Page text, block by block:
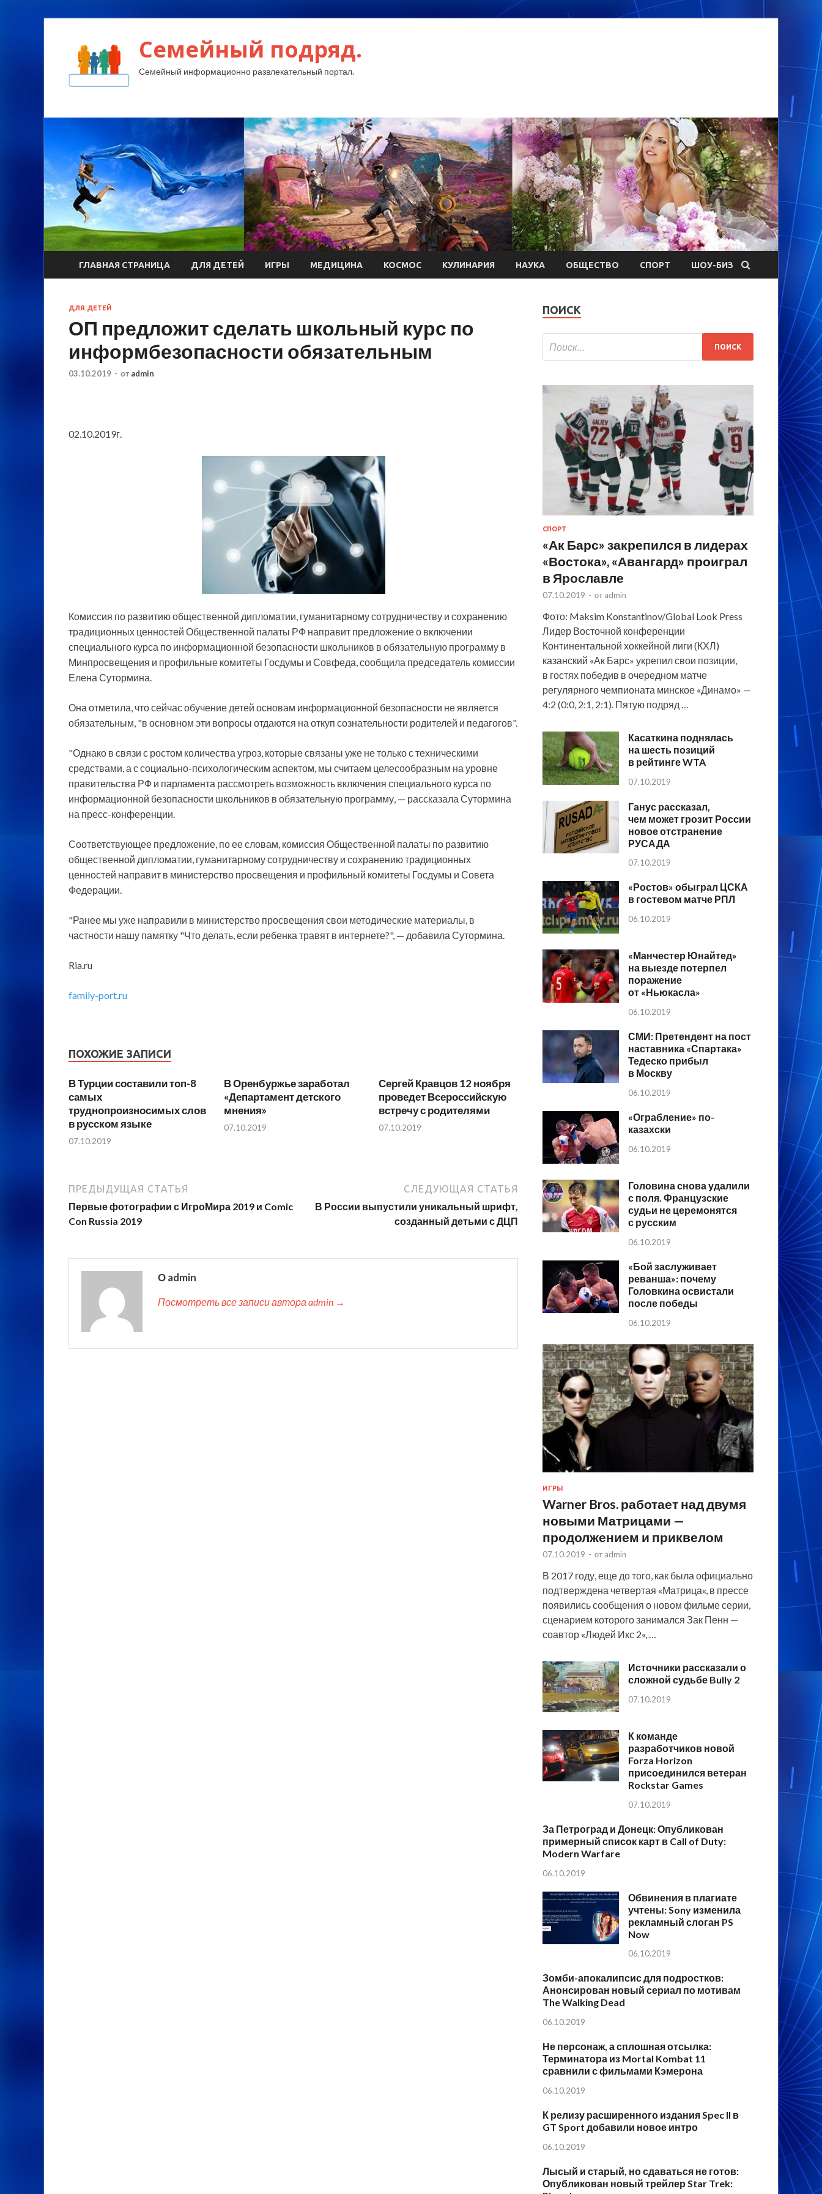
Семейный подряд.
Семейный информационно развлекательный портал.
ГЛАВНАЯ СТРАНИЦА ДЛЯ ДЕТЕЙ ИГРЫ МЕДИЦИНА КОСМОС КУЛИНАРИЯ НАУКА ОБЩЕСТВО СПОРТ ШОУ-БИЗ
ДЛЯ ДЕТЕЙ
ОП предложит сделать школьный курс по
информбезопасности обязательным
03.10.2019 - от admin
02.10.2019г.
Комиссия по развитию общественной дипломатии, гуманитарному сотрудничеству и сохранению
традиционных ценностей Общественной палаты РФ направит предложение о включении
специального курса по информационной безопасности школьников в обязательную программу в
Минпросвещения и профильные комитеты Госдумы и Совфеда, сообщила председатель комиссии
Елена Сутормина.
Она отметила, что сейчас обучение детей основам информационной безопасности не является
обязательным, "в основном эти вопросы отдаются на откуп сознательности родителей и педагогов".
"Однако в связи с ростом количества угроз, которые связаны уже не только с техническими
средствами, а с социально-психологическим аспектом, мы считаем целесообразным на уровне
правительства РФ и парламента рассмотреть возможность включения специального курса по
информационной безопасности школьников в обязательную программу, — рассказала Сутормина
на пресс-конференции.
Соответствующее предложение, по ее словам, комиссия Общественной палаты по развитию
общественной дипломатии, гуманитарному сотрудничеству и сохранению традиционных
ценностей направит в министерство просвещения и профильный комитеты Госдумы и Совета
Федерации.
"Ранее мы уже направили в министерство просвещения свои методические материалы, в
частности нашу памятку "Что делать, если ребенка травят в интернете?", — добавила Сутормина.
Ria.ru
family-port.ru
ПОХОЖИЕ ЗАПИСИ
В Турции составили топ-8
самых
труднопроизносимых слов
в русском языке
07.10.2019
В Оренбуржье заработал
«Департамент детского
мнения»
07.10.2019
Сергей Кравцов 12 ноября
проведет Всероссийскую
встречу с родителями
07.10.2019
ПРЕДЫДУЩАЯ СТАТЬЯ
Первые фотографии с ИгроМира 2019 и Comic
Con Russia 2019
СЛЕДУЮЩАЯ СТАТЬЯ
В России выпустили уникальный шрифт,
созданный детьми с ДЦП
О admin
Посмотреть все записи автора admin →
ПОИСК
СПОРТ
«Ак Барс» закрепился в лидерах
«Востока», «Авангард» проиграл
в Ярославле
07.10.2019 - от admin
Фото: Maksim Konstantinov/Global Look Press
Лидер Восточной конференции
Континентальной хоккейной лиги (КХЛ)
казанский «Ак Барс» укрепил свои позиции,
в гостях победив в очередном матче
регулярного чемпионата минское «Динамо» —
4:2 (0:0, 2:1, 2:1). Пятую подряд …
Касаткина поднялась
на шесть позиций
в рейтинге WTA
07.10.2019
Ганус рассказал,
чем может грозит России
новое отстранение
РУСАДА
07.10.2019
«Ростов» обыграл ЦСКА
в гостевом матче РПЛ
06.10.2019
«Манчестер Юнайтед»
на выезде потерпел
поражение
от «Ньюкасла»
06.10.2019
СМИ: Претендент на пост
наставника «Спартака»
Тедеско прибыл
в Москву
06.10.2019
«Ограбление» по-
казахски
06.10.2019
Головина снова удалили
с поля. Французские
судьи не церемонятся
с русским
06.10.2019
«Бой заслуживает
реванша»: почему
Головкина освистали
после победы
06.10.2019
ИГРЫ
Warner Bros. работает над двумя
новыми Матрицами —
продолжением и приквелом
07.10.2019 - от admin
В 2017 году, еще до того, как была официально
подтверждена четвертая «Матрица«, в прессе
появились сообщения о новом фильме серии,
сценарием которого занимался Зак Пенн —
соавтор «Людей Икс 2«, …
Источники рассказали о
сложной судьбе Bully 2
07.10.2019
К команде
разработчиков новой
Forza Horizon
присоединился ветеран
Rockstar Games
07.10.2019
За Петроград и Донецк: Опубликован
примерный список карт в Call of Duty:
Modern Warfare
06.10.2019
Обвинения в плагиате
учтены: Sony изменила
рекламный слоган PS
Now
06.10.2019
Зомби-апокалипсис для подростков:
Анонсирован новый сериал по мотивам
The Walking Dead
06.10.2019
Не персонаж, а сплошная отсылка:
Терминатора из Mortal Kombat 11
сравнили с фильмами Кэмерона
06.10.2019
К релизу расширенного издания Spec II в
GT Sport добавили новое интро
06.10.2019
Лысый и старый, но сдаваться не готов:
Опубликован новый трейлер Star Trek: